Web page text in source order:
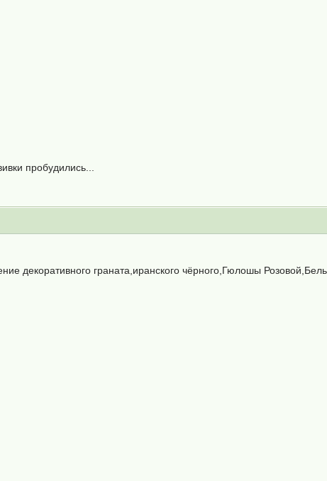
пробудились...
декоративного граната,иранского чёрного,Гюлошы